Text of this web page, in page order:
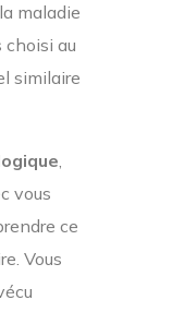
maladie
choisi au
similaire
,
vous
ce
Vous